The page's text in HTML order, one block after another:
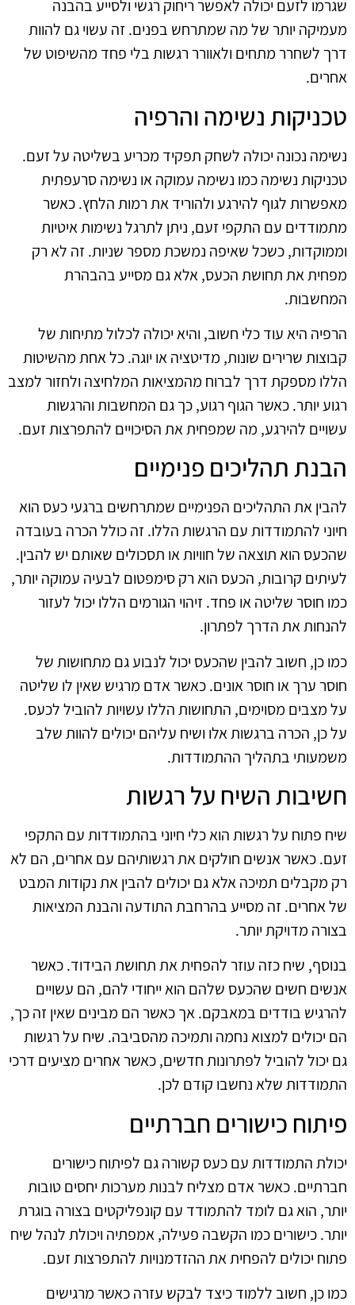
שגרמו לזעם יכולה לאפשר ריחוק רגשי ולסייע בהבנה
מעמיקה יותר של מה שמתרחש בפנים. זה עשוי גם להוות
דרך לשחרר מתחים ולאוורר רגשות בלי פחד מהשיפוט של
אחרים.
טכניקות נשימה והרפיה
נשימה נכונה יכולה לשחק תפקיד מכריע בשליטה על זעם.
טכניקות נשימה כמו נשימה עמוקה או נשימה סרעפתית
מאפשרות לגוף להירגע ולהוריד את רמות הלחץ. כאשר
מתמודדים עם התקפי זעם, ניתן לתרגל נשימות איטיות
וממוקדות, כשכל שאיפה נמשכת מספר שניות. זה לא רק
מפחית את תחושת הכעס, אלא גם מסייע בהבהרת
המחשבות.
הרפיה היא עוד כלי חשוב, והיא יכולה לכלול מתיחות של
קבוצות שרירים שונות, מדיטציה או יוגה. כל אחת מהשיטות
הללו מספקת דרך לברוח מהמציאות המלחיצה ולחזור למצב
רגוע יותר. כאשר הגוף רגוע, כך גם המחשבות והרגשות
עשויים להירגע, מה שמפחית את הסיכויים להתפרצות זעם.
הבנת תהליכים פנימיים
להבין את התהליכים הפנימיים שמתרחשים ברגעי כעס הוא
חיוני להתמודדות עם הרגשות הללו. זה כולל הכרה בעובדה
שהכעס הוא תוצאה של חוויות או תסכולים שאותם יש להבין.
לעיתים קרובות, הכעס הוא רק סימפטום לבעיה עמוקה יותר,
כמו חוסר שליטה או פחד. זיהוי הגורמים הללו יכול לעזור
להנחות את הדרך לפתרון.
כמו כן, חשוב להבין שהכעס יכול לנבוע גם מתחושות של
חוסר ערך או חוסר אונים. כאשר אדם מרגיש שאין לו שליטה
על מצבים מסוימים, התחושות הללו עשויות להוביל לכעס.
על כן, הכרה ברגשות אלו ושיח עליהם יכולים להוות שלב
משמעותי בתהליך ההתמודדות.
חשיבות השיח על רגשות
שיח פתוח על רגשות הוא כלי חיוני בהתמודדות עם התקפי
זעם. כאשר אנשים חולקים את רגשותיהם עם אחרים, הם לא
רק מקבלים תמיכה אלא גם יכולים להבין את נקודות המבט
של אחרים. זה מסייע בהרחבת התודעה והבנת המציאות
בצורה מדויקת יותר.
בנוסף, שיח כזה עוזר להפחית את תחושת הבידוד. כאשר
אנשים חשים שהכעס שלהם הוא ייחודי להם, הם עשויים
להרגיש בודדים במאבקם. אך כאשר הם מבינים שאין זה כך,
הם יכולים למצוא נחמה ותמיכה מהסביבה. שיח על רגשות
גם יכול להוביל לפתרונות חדשים, כאשר אחרים מציעים דרכי
התמודדות שלא נחשבו קודם לכן.
פיתוח כישורים חברתיים
יכולת התמודדות עם כעס קשורה גם לפיתוח כישורים
חברתיים. כאשר אדם מצליח לבנות מערכות יחסים טובות
יותר, הוא גם לומד להתמודד עם קונפליקטים בצורה בוגרת
יותר. כישורים כמו הקשבה פעילה, אמפתיה ויכולת לנהל שיח
פתוח יכולים להפחית את ההזדמנויות להתפרצות זעם.
כמו כן, חשוב ללמוד כיצד לבקש עזרה כאשר מרגישים